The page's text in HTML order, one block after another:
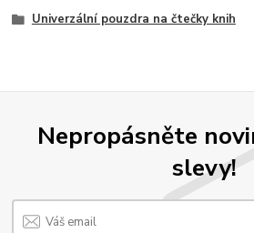
Univerzální pouzdra na čtečky knih
Nepropásněte
slevy!